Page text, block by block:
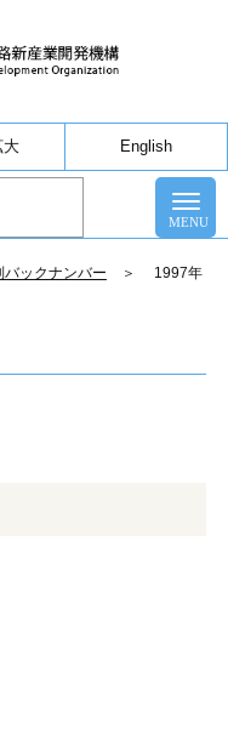
大 English
バックナンバー ＞ 1997年